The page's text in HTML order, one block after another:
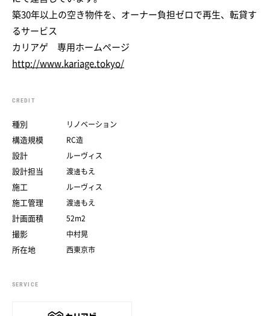
築30年以上の空き物件を、オーナー負担ゼロで再生、転貸す
るサービス
カリアゲ 専用ホームページ
http://www.kariage.tokyo/
CREDIT
種別 リノベーション
構造規模 RC造
設計 ルーヴィス
設計担当 渡邊もえ
施工 ルーヴィス
施工管理 渡邊もえ
計画面積 52m2
撮影 中村晃
所在地 西東京市
SERVICE